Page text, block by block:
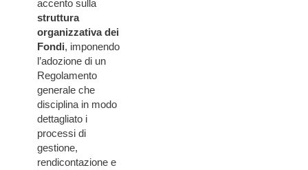
accento sulla
struttura
organizzativa dei
Fondi, imponendo
l’adozione di un
Regolamento
generale che
disciplina in modo
dettagliato i
processi di
gestione,
rendicontazione e